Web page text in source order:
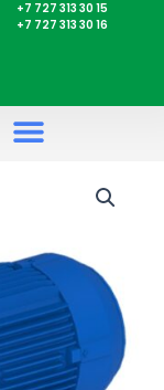
+7 727 313 30 15
+7 727 313 30 16